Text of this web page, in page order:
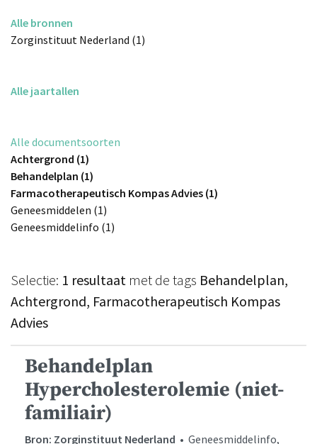
Alle bronnen
Zorginstituut Nederland (1)
Alle jaartallen
Alle documentsoorten
Achtergrond (1)
Behandelplan (1)
Farmacotherapeutisch Kompas Advies (1)
Geneesmiddelen (1)
Geneesmiddelinfo (1)
Selectie: 1 resultaat met de tags Behandelplan,
Achtergrond, Farmacotherapeutisch Kompas
Advies
Behandelplan
Hypercholesterolemie (niet-
familiair)
Bron: Zorginstituut Nederland • Geneesmiddelinfo,